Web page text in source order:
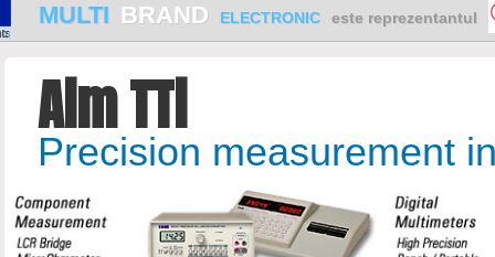
MULTI BRAND ELECTRONIC este reprezentantul
Aim TTi
Precision measurement